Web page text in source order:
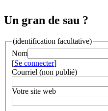
Un gran de sau ?
(identification facultative)
Nom
[Se connecter]
Courriel (non publié)
Votre site web